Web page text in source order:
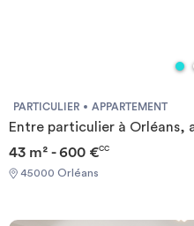
PARTICULIER APPARTEMENT
Entre particulier à Orléans,
43 m² - 600 €CC
45000 Orléans